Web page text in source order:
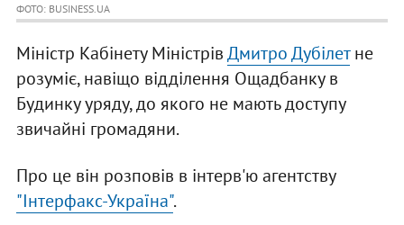
ФОТО: BUSINESS.UA
Міністр Кабінету МіністрівДмитро Дубілетне
розуміє, навіщо відділення Ощадбанку в
Будинку уряду, до якого не мають доступу
звичайні громадяни.
Про це він розповів в інтерв'ю агентству
"Інтерфакс-Україна".